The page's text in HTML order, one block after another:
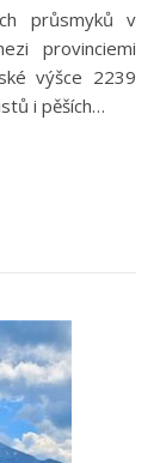
provinciemi
výšce 2239
i pěších…